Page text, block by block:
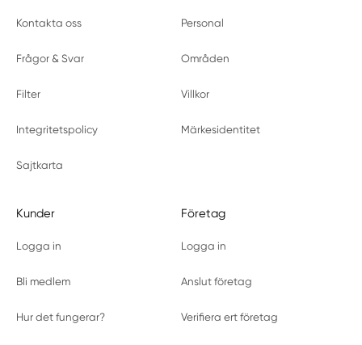
Kontakta oss Personal
Frågor & Svar Områden
Filter Villkor
Integritetspolicy Märkesidentitet
Sajtkarta
Kunder
Logga in
Bli medlem
Hur det fungerar?
Företag
Logga in
Anslut företag
Verifiera ert företag